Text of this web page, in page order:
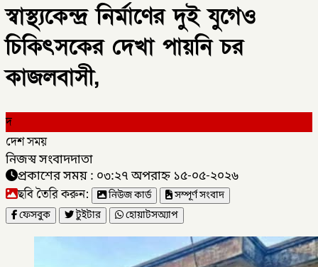
স্বাস্থ্যকেন্দ্র নির্মাণের দুই যুগেও
চিকিৎসকের দেখা পায়নি চর
কাজলবাসী,
দ
দেশ সময়
নিজস্ব সংবাদদাতা
প্রকাশের সময় : ০৩:২৭ অপরাহ্ন ১৫-০৫-২০২৬
ছবি তৈরি করুন: নিউজ কার্ড
সম্পূর্ণ সংবাদ
ফেসবুক
টুইটার হোয়াটসঅ্যাপ